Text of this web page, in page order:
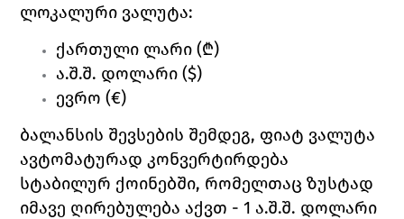
ლოკალური ვალუტა:
ქართული ლარი (₾)
ა.შ.შ. დოლარი ($)
ევრო (€)
ბალანსის შევსების შემდეგ, ფიატ ვალუტა
ავტომატურად კონვერტირდება
სტაბილურ ქოინებში, რომელთაც ზუსტად
იმავე ღირებულება აქვთ - 1 ა.შ.შ. დოლარი